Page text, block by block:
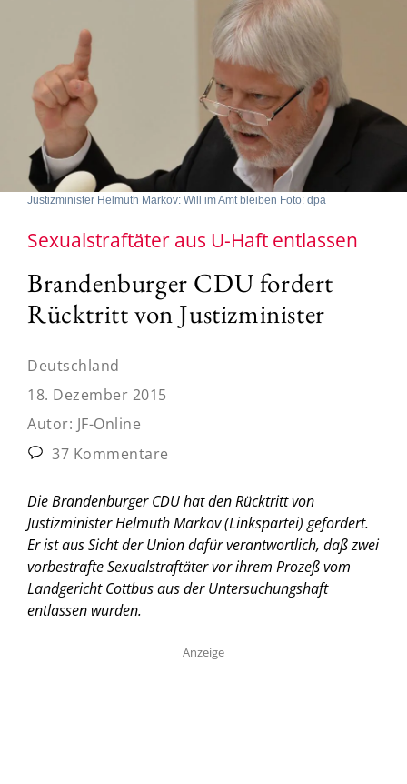
Justizminister Helmuth Markov: Will im Amt bleiben Foto: dpa
Sexualstraftäter aus U-Haft entlassen
Brandenburger CDU fordert
Rücktritt von Justizminister
Deutschland
18. Dezember 2015
Autor: JF-Online
37 Kommentare
Die Brandenburger CDU hat den Rücktritt von
Justizminister Helmuth Markov (Linkspartei) gefordert.
Er ist aus Sicht der Union dafür verantwortlich, daß zwei
vorbestrafte Sexualstraftäter vor ihrem Prozeß vom
Landgericht Cottbus aus der Untersuchungshaft
entlassen wurden.
Anzeige